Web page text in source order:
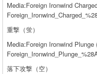
Media:Foreign Ironwind
重撃（蛍）
Media:Foreign Ironwind
落下攻撃（空）